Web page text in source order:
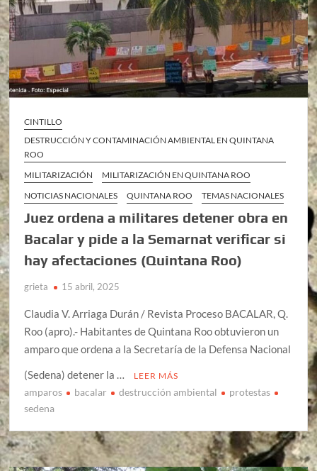
CINTILLO
DESTRUCCIÓN Y CONTAMINACIÓN AMBIENTAL EN QUINTANA
ROO
MILITARIZACIÓN
MILITARIZACIÓN EN QUINTANA ROO
NOTICIAS NACIONALES
QUINTANA ROO TEMAS NACIONALES
Juez ordena a militares detener obra en
Bacalar y pide a la Semarnat verificar si
hay afectaciones (Quintana Roo)
grieta 15 abril, 2025
Claudia V. Arriaga Durán / Revista Proceso BACALAR, Q.
Roo (apro).- Habitantes de Quintana Roo obtuvieron un
amparo que ordena a la Secretaría de la Defensa Nacional
(Sedena) detener la …
LEER MÁS
amparos bacalar destrucción ambiental
protestas
sedena